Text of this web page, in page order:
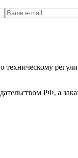
техническому
РФ, а